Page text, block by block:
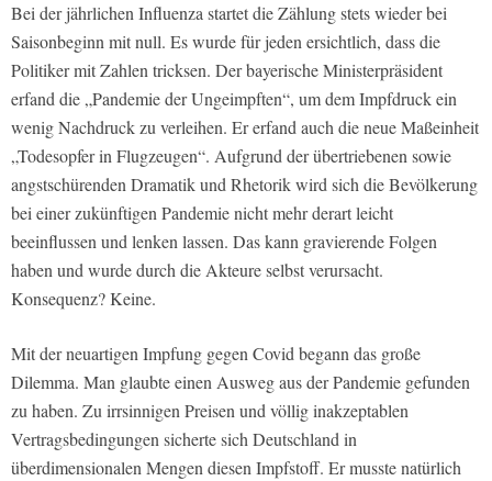
Bei der jährlichen Influenza startet die Zählung stets wieder bei
Saisonbeginn mit null. Es wurde für jeden ersichtlich, dass die
Politiker mit Zahlen tricksen. Der bayerische Ministerpräsident
erfand die „Pandemie der Ungeimpften“, um dem Impfdruck ein
wenig Nachdruck zu verleihen. Er erfand auch die neue Maßeinheit
„Todesopfer in Flugzeugen“. Aufgrund der übertriebenen sowie
angstschürenden Dramatik und Rhetorik wird sich die Bevölkerung
bei einer zukünftigen Pandemie nicht mehr derart leicht
beeinflussen und lenken lassen. Das kann gravierende Folgen
haben und wurde durch die Akteure selbst verursacht.
Konsequenz? Keine.
Mit der neuartigen Impfung gegen Covid begann das große
Dilemma. Man glaubte einen Ausweg aus der Pandemie gefunden
zu haben. Zu irrsinnigen Preisen und völlig inakzeptablen
Vertragsbedingungen sicherte sich Deutschland in
überdimensionalen Mengen diesen Impfstoff. Er musste natürlich